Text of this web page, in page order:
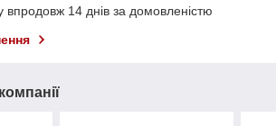
впродовж 14 днів за домовленістю